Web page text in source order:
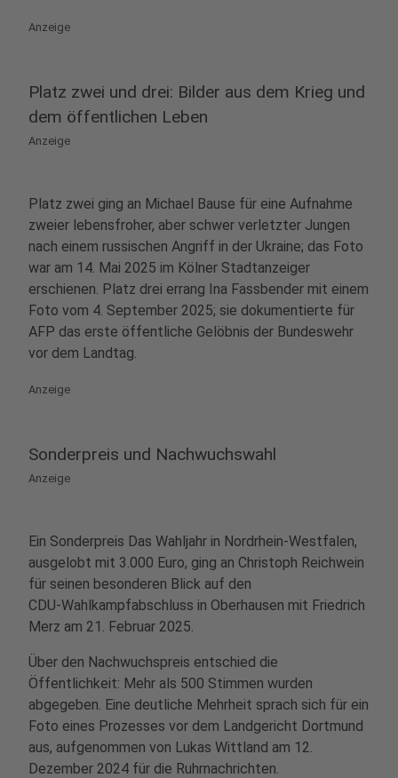
Anzeige
Platz zwei und drei: Bilder aus dem Krieg und
dem öffentlichen Leben
Anzeige
Platz zwei ging an Michael Bause für eine Aufnahme
zweier lebensfroher, aber schwer verletzter Jungen
nach einem russischen Angriff in der Ukraine; das Foto
war am 14. Mai 2025 im Kölner Stadtanzeiger
erschienen. Platz drei errang Ina Fassbender mit einem
Foto vom 4. September 2025; sie dokumentierte für
AFP das erste öffentliche Gelöbnis der Bundeswehr
vor dem Landtag.
Anzeige
Sonderpreis und Nachwuchswahl
Anzeige
Ein Sonderpreis Das Wahljahr in Nordrhein‑Westfalen,
ausgelobt mit 3.000 Euro, ging an Christoph Reichwein
für seinen besonderen Blick auf den
CDU‑Wahlkampfabschluss in Oberhausen mit Friedrich
Merz am 21. Februar 2025.
Über den Nachwuchspreis entschied die
Öffentlichkeit: Mehr als 500 Stimmen wurden
abgegeben. Eine deutliche Mehrheit sprach sich für ein
Foto eines Prozesses vor dem Landgericht Dortmund
aus, aufgenommen von Lukas Wittland am 12.
Dezember 2024 für die Ruhrnachrichten.